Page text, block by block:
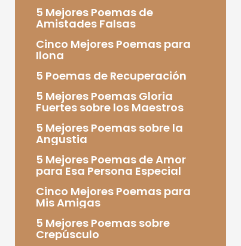
5 Mejores Poemas de
Amistades Falsas
Cinco Mejores Poemas para
Ilona
5 Poemas de Recuperación
5 Mejores Poemas Gloria
Fuertes sobre los Maestros
5 Mejores Poemas sobre la
Angustia
5 Mejores Poemas de Amor
para Esa Persona Especial
Cinco Mejores Poemas para
Mis Amigas
5 Mejores Poemas sobre
Crepúsculo